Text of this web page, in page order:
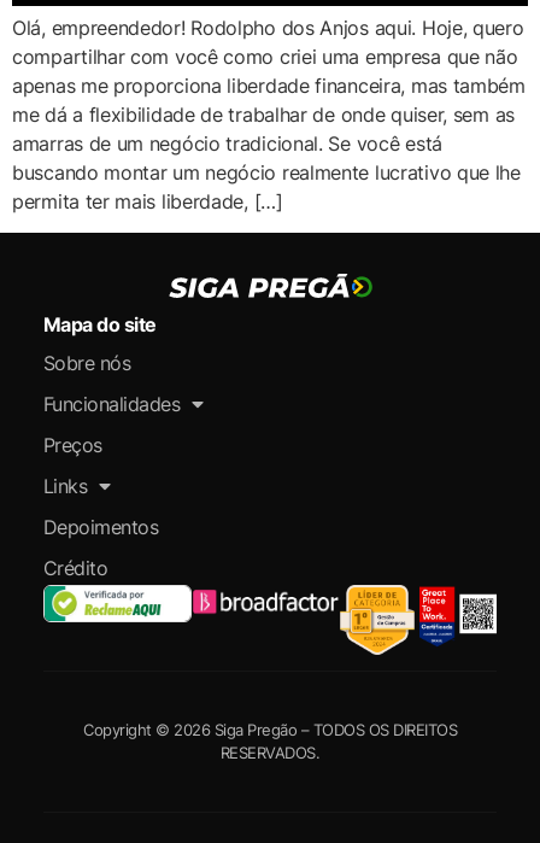
Olá, empreendedor! Rodolpho dos Anjos aqui. Hoje, quero
compartilhar com você como criei uma empresa que não
apenas me proporciona liberdade financeira, mas também
me dá a flexibilidade de trabalhar de onde quiser, sem as
amarras de um negócio tradicional. Se você está
buscando montar um negócio realmente lucrativo que lhe
permita ter mais liberdade, […]
Mapa do site
Sobre nós
Funcionalidades
Preços
Links
Depoimentos
Crédito
Copyright © 2026 Siga Pregão – TODOS OS DIREITOS
RESERVADOS.